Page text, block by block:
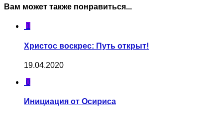
Вам может также понравиться...
1
Христос воскрес: Путь открыт!
19.04.2020
0
Инициация от Осириса